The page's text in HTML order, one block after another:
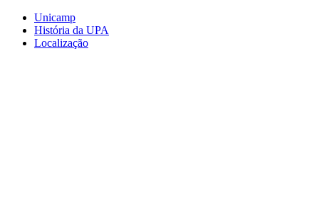
Conteúdo principal
Unicamp
História da UPA
Localização